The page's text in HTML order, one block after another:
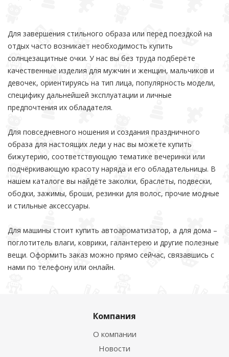
Для завершения стильного образа или перед поездкой на
отдых часто возникает необходимость купить
солнцезащитные очки. У нас вы без труда подберёте
качественные изделия для мужчин и женщин, мальчиков и
девочек, ориентируясь на тип лица, популярность модели,
специфику дальнейшей эксплуатации и личные
предпочтения их обладателя.
Для повседневного ношения и создания праздничного
образа для настоящих леди у нас вы можете купить
бижутерию, соответствующую тематике вечеринки или
подчёркивающую красоту наряда и его обладательницы. В
нашем каталоге вы найдёте заколки, браслеты, подвески,
ободки, зажимы, броши, резинки для волос, прочие модные
и стильные аксессуары.
Для машины стоит купить автоароматизатор, а для дома –
поглотитель влаги, коврики, галантерею и другие полезные
вещи. Оформить заказ можно прямо сейчас, связавшись с
нами по телефону или онлайн.
Компания
О компании
Новости